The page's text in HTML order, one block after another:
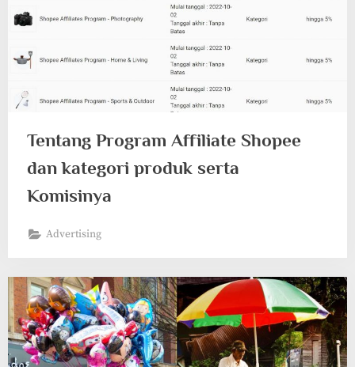
Tentang Program Affiliate Shopee
dan kategori produk serta
Komisinya
Advertising